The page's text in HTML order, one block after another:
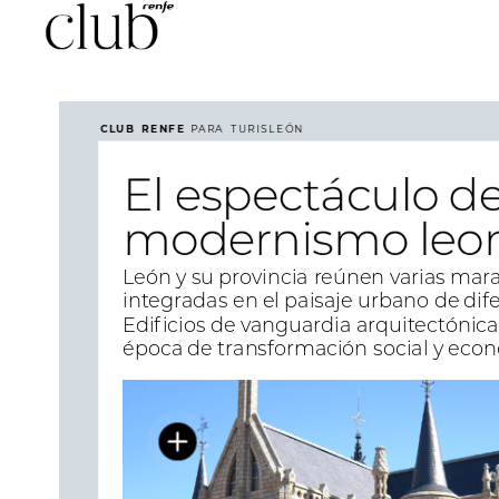
CLUB RENFE PARA IBIZA
El espectáculo
modernismo
León y su provincia reúnen varias
integradas en el paisaje urbano de
Edificios de vanguardia arquitectónica
época de transformación social y
CLUB RENFE PARA TURISLEÓN
El espectáculo
modernismo